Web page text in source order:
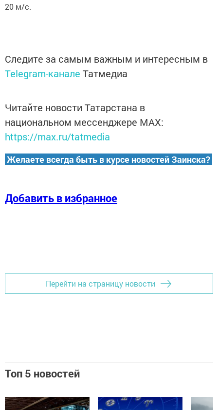
20 м/с.
Следите за самым важным и интересным в
Telegram-канале Татмедиа
Читайте новости Татарстана в
национальном мессенджере MАХ:
https://max.ru/tatmedia
Желаете всегда быть в курсе новостей Заинска?
Добавить в избранное
Перейти на страницу новости
Топ 5 новостей